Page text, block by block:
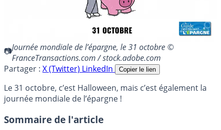
Journée mondiale de l’épargne, le 31 octobre ©
FranceTransactions.com / stock.adobe.com
Partager : X (Twitter) LinkedIn Copier le lien
Le 31 octobre, c’est Halloween, mais c’est également la
journée mondiale de l’épargne !
Sommaire de l'article